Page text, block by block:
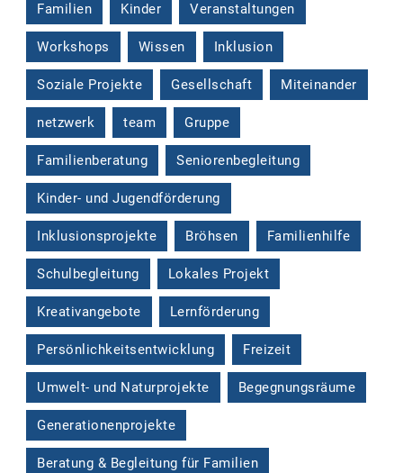
Familien Kinder Veranstaltungen
Workshops Wissen Inklusion
Soziale Projekte Gesellschaft Miteinander
netzwerk team Gruppe
Familienberatung Seniorenbegleitung
Kinder- und Jugendförderung
Inklusionsprojekte Bröhsen Familienhilfe
Schulbegleitung Lokales Projekt
Kreativangebote Lernförderung
Persönlichkeitsentwicklung Freizeit
Umwelt- und Naturprojekte Begegnungsräume
Generationenprojekte
Beratung & Begleitung für Familien